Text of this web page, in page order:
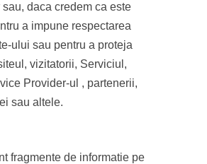
daca credem ca este
a impune respectarea
ului sau pentru a proteja
vizitatorii, Serviciul,
Provider-ul , partenerii,
sau altele.
fragmente de informatie pe